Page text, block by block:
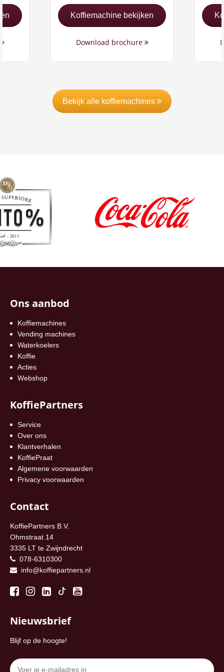
Koffiemachine bekijken
Download brochure
Bekijk alle koffiemachines
Ons aanbod
Koffiemachines
Vending machines
Waterkoelers
Koffie
Acties
Webshop
KoffiePartners
Service
Over ons
Klantverhalen
KoffiePraat
Algemene voorwaarden
Privacy voorwaarden
Contact
KoffiePartners B.V.
Ohmstraat 14
3335 LT te Zwijndrecht
078-6310300
info@koffiepartners.nl
Nieuwsbrief
Blijf op de hoogte!